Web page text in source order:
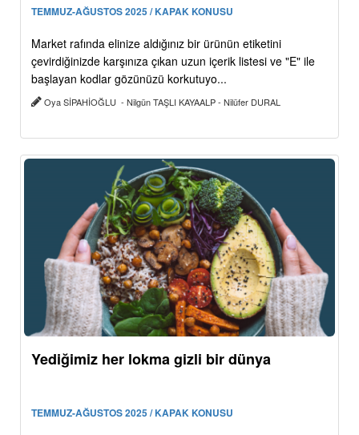
TEMMUZ-AĞUSTOS 2025 / KAPAK KONUSU
Market rafında elinize aldığınız bir ürünün etiketini
çevirdiğinizde karşınıza çıkan uzun içerik listesi ve "E" ile
başlayan kodlar gözünüzü korkutuyo...
Oya SİPAHİOĞLU - Nilgün TAŞLI KAYAALP - Nilüfer DURAL
Yediğimiz her lokma gizli bir dünya
TEMMUZ-AĞUSTOS 2025 / KAPAK KONUSU